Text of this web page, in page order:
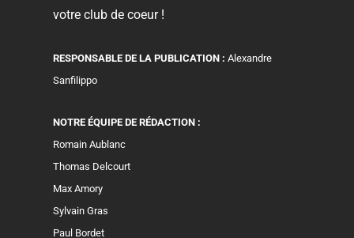
votre club de coeur !
RESPONSABLE DE LA PUBLICATION : Alexandre
Sanfilippo
NOTRE ÉQUIPE DE RÉDACTION :
Romain Aublanc
Thomas Delcourt
Max Amory
Sylvain Gras
Paul Bordet